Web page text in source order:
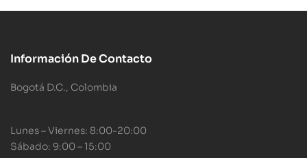
Información De Contacto
Bogotá D.C., Colombia
Lunes – Viernes: 8:00-20:00
Sábado: 9:00 – 15:00